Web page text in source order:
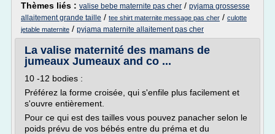
Thèmes liés : valise bebe maternite pas cher / pyjama grossesse
allaitement grande taille / tee shirt maternite message pas cher / culotte
jetable maternite / pyjama maternite allaitement pas cher
La valise maternité des mamans de
jumeaux Jumeaux and co ...
10 -12 bodies :
Préférez la forme croisée, qui s'enfile plus facilement et
s'ouvre entièrement.
Pour ce qui est des tailles vous pouvez panacher selon le
poids prévu de vos bébés entre du préma et du